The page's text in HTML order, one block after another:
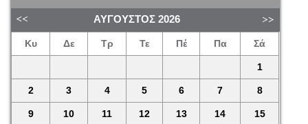
ΑΎΓΟΥΣΤΟΣ 2026
Κυ Δε Τρ Τε Πέ Πα Σά
1
2 3 4 5 6 7 8
9 10 11 12 13 14 15